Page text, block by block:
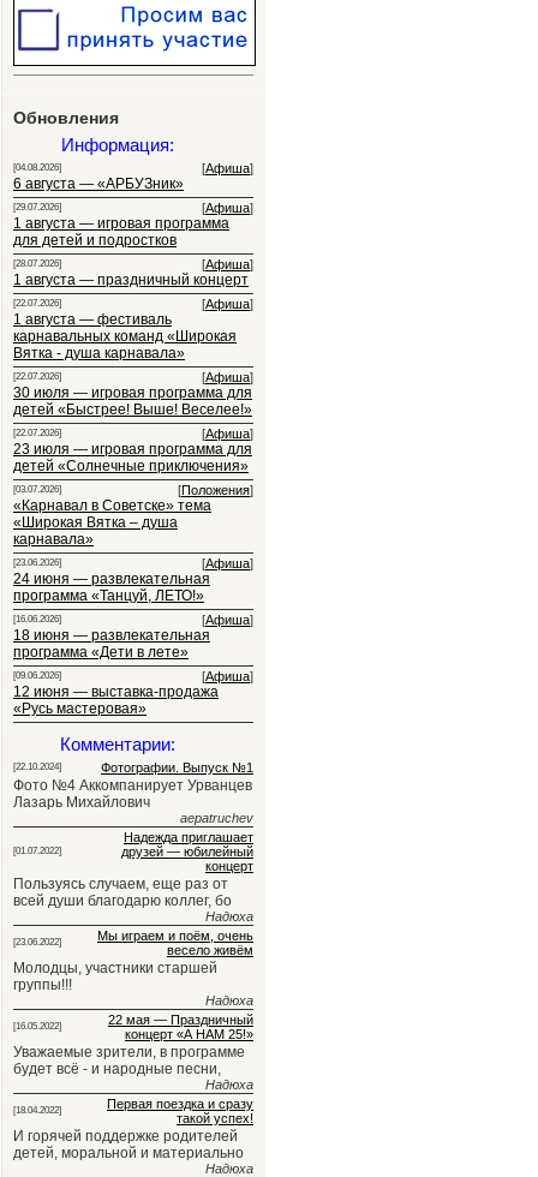
Обновления
Информация:
[04.08.2026] [Афиша]
6 августа — «АРБУЗник»
[29.07.2026] [Афиша]
1 августа — игровая программа
для детей и подростков
[28.07.2026] [Афиша]
1 августа — праздничный концерт
[22.07.2026] [Афиша]
1 августа — фестиваль
карнавальных команд «Широкая
Вятка - душа карнавала»
[22.07.2026] [Афиша]
30 июля — игровая программа для
детей «Быстрее! Выше! Веселее!»
[22.07.2026] [Афиша]
23 июля — игровая программа для
детей «Солнечные приключения»
[03.07.2026] [Положения]
«Карнавал в Советске» тема
«Широкая Вятка – душа
карнавала»
[23.06.2026] [Афиша]
24 июня — развлекательная
программа «Танцуй, ЛЕТО!»
[16.06.2026] [Афиша]
18 июня — развлекательная
программа «Дети в лете»
[09.06.2026] [Афиша]
12 июня — выставка-продажа
«Русь мастеровая»
Комментарии:
[22.10.2024] Фотографии. Выпуск №1
Фото №4 Аккомпанирует Урванцев
Лазарь Михайлович
aepatruchev
[01.07.2022]
Надежда приглашает
друзей — юбилейный
концерт
Пользуясь случаем, еще раз от
всей души благодарю коллег, бо
Надюха
[23.06.2022]
Мы играем и поём, очень
весело живём
Молодцы, участники старшей
группы!!!
Надюха
[16.05.2022]
22 мая — Праздничный
концерт «А НАМ 25!»
Уважаемые зрители, в программе
будет всё - и народные песни,
Надюха
[18.04.2022]
Первая поездка и сразу
такой успех!
И горячей поддержке родителей
детей, моральной и материально
Надюха